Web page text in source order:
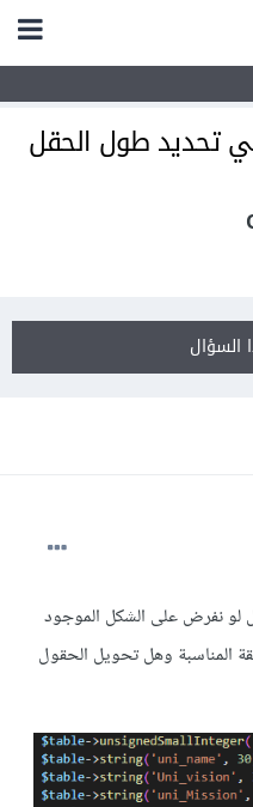
تحديد طول الحقل
لو نفرض على الشكل الموجود
المناسبة وهل تحويل الحقول